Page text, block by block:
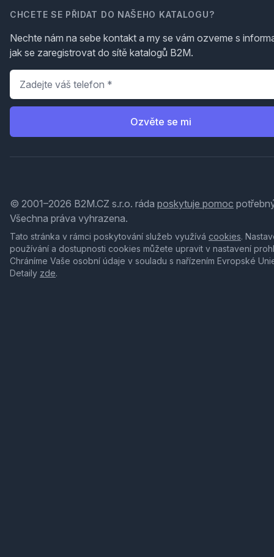
CHCETE SE PŘIDAT DO NAŠEHO KATALOGU?
Nechte nám na sebe kontakt a my se vám ozveme s
jak se zaregistrovat do sítě katalogů B2M.
Telefon
Ozvěte se mi
© 2001–2026 B2M.CZ s.r.o. ráda poskytuje pomoc
Všechna práva vyhrazena.
Tato stránka v rámci poskytování služeb využívá cookies.
používání a dostupnosti cookies můžete upravit v nastavení
Chráníme Vaše osobní údaje v souladu s nařízením Evropské
Detaily zde.